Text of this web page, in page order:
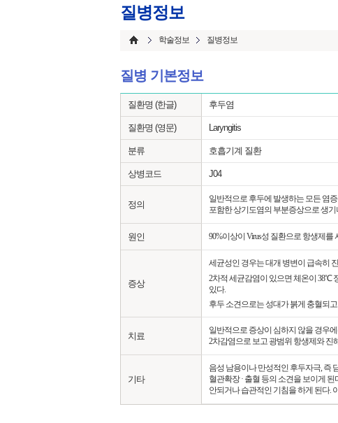
질병정보
학술정보 질병정보
질병 기본정보
질환명 (한글) 후두염
질환명 (영문) Laryngitis
분류 호흡기계 질환
상병코드 J04
정의
일반적으로 후두에 발생하는 모든 염
포함한 상기도염의 부분증상으로 생
원인 90%이상이 Virus성 질환으로 항생제를
증상
세균성인 경우는 대개 병변이 급속히
2차적 세균감염이 있으면 체온이 38℃
있다.
후두 소견으로는 성대가 붉게 충혈되
치료
일반적으로 증상이 심하지 않을 경우
2차감염으로 보고 광범위 항생제와 진
기타
음성 남용이나 만성적인 후두자극, 즉
혈관확장 · 출혈 등의 소견을 보이게
안되거나 습관적인 기침을 하게 된다.